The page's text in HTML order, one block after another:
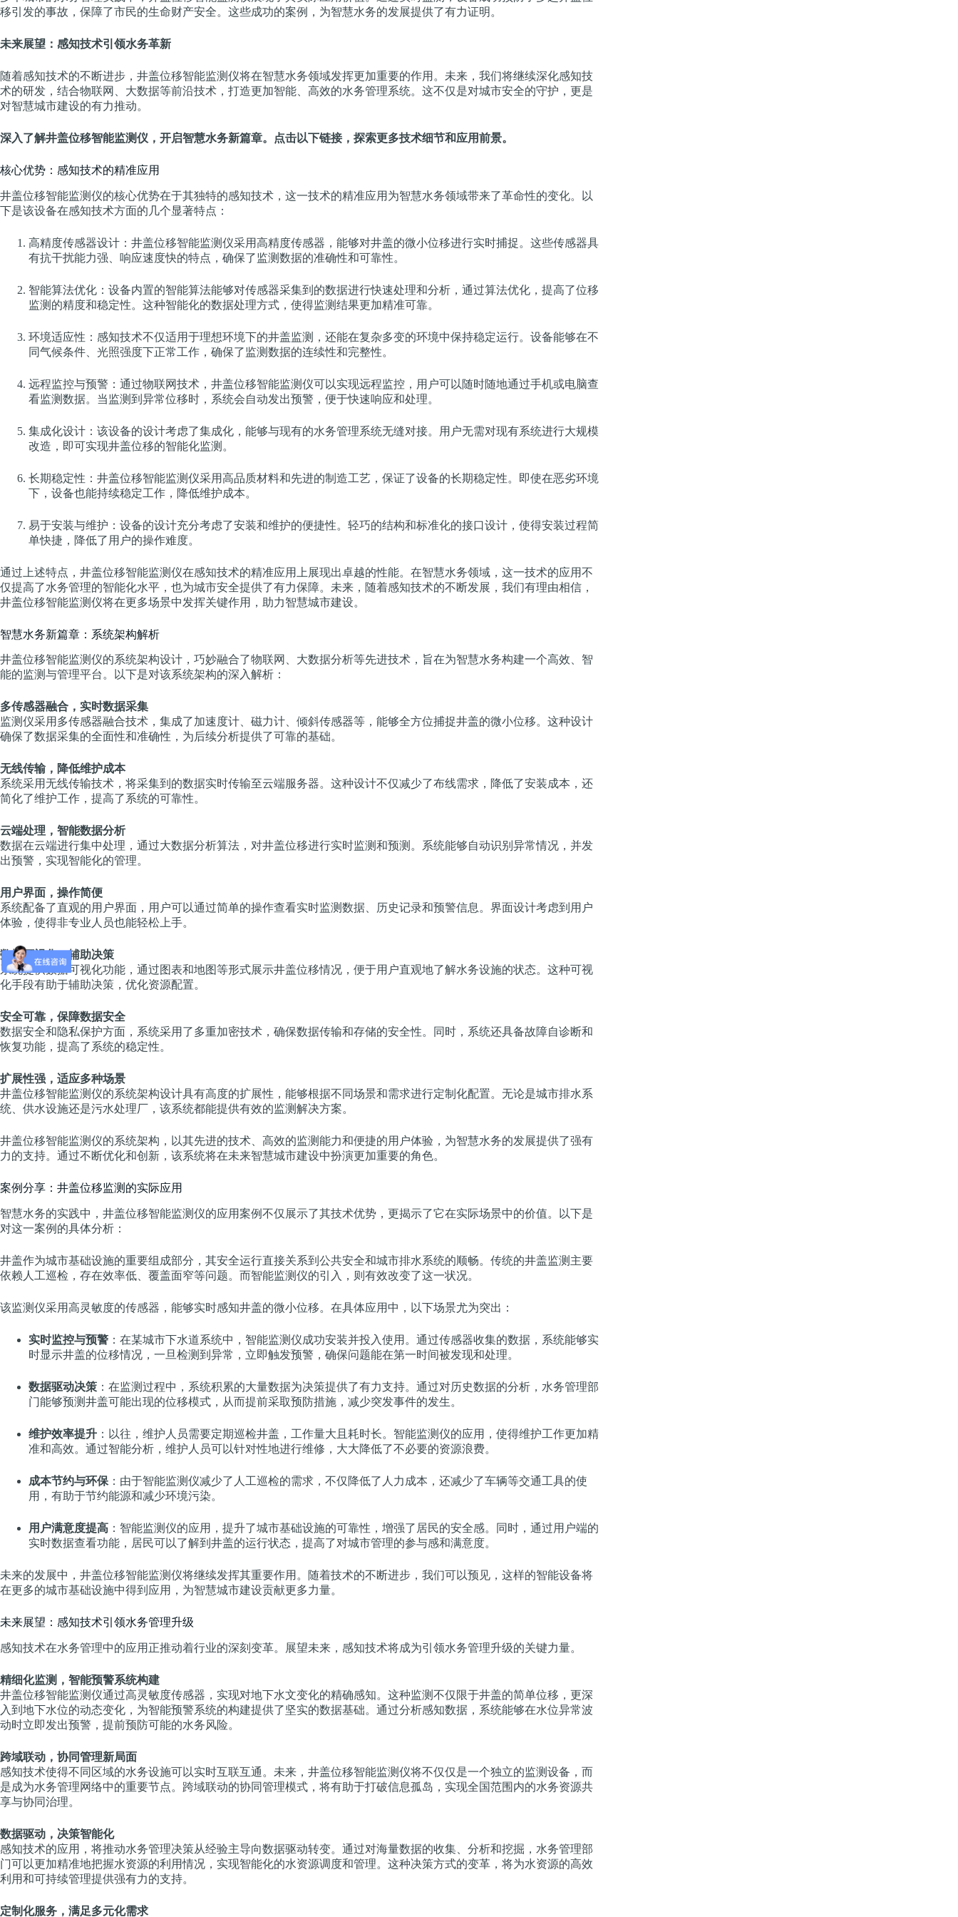
移引发的事故，保障了市民的生命财产安全。这些成功的案例，为智慧水务的发展提供了有力证明。
未来展望：感知技术引领水务革新
随着感知技术的不断进步，井盖位移智能监测仪将在智慧水务领域发挥更加重要的作用。未来，我们将继续深化感知技
术的研发，结合物联网、大数据等前沿技术，打造更加智能、高效的水务管理系统。这不仅是对城市安全的守护，更是
对智慧城市建设的有力推动。
深入了解井盖位移智能监测仪，开启智慧水务新篇章。点击以下链接，探索更多技术细节和应用前景。
核心优势：感知技术的精准应用
井盖位移智能监测仪的核心优势在于其独特的感知技术，这一技术的精准应用为智慧水务领域带来了革命性的变化。以
下是该设备在感知技术方面的几个显著特点：
高精度传感器设计：井盖位移智能监测仪采用高精度传感器，能够对井盖的微小位移进行实时捕捉。这些传感器具
有抗干扰能力强、响应速度快的特点，确保了监测数据的准确性和可靠性。
智能算法优化：设备内置的智能算法能够对传感器采集到的数据进行快速处理和分析，通过算法优化，提高了位移
监测的精度和稳定性。这种智能化的数据处理方式，使得监测结果更加精准可靠。
环境适应性：感知技术不仅适用于理想环境下的井盖监测，还能在复杂多变的环境中保持稳定运行。设备能够在不
同气候条件、光照强度下正常工作，确保了监测数据的连续性和完整性。
远程监控与预警：通过物联网技术，井盖位移智能监测仪可以实现远程监控，用户可以随时随地通过手机或电脑查
看监测数据。当监测到异常位移时，系统会自动发出预警，便于快速响应和处理。
集成化设计：该设备的设计考虑了集成化，能够与现有的水务管理系统无缝对接。用户无需对现有系统进行大规模
改造，即可实现井盖位移的智能化监测。
长期稳定性：井盖位移智能监测仪采用高品质材料和先进的制造工艺，保证了设备的长期稳定性。即使在恶劣环境
下，设备也能持续稳定工作，降低维护成本。
易于安装与维护：设备的设计充分考虑了安装和维护的便捷性。轻巧的结构和标准化的接口设计，使得安装过程简
单快捷，降低了用户的操作难度。
通过上述特点，井盖位移智能监测仪在感知技术的精准应用上展现出卓越的性能。在智慧水务领域，这一技术的应用不
仅提高了水务管理的智能化水平，也为城市安全提供了有力保障。未来，随着感知技术的不断发展，我们有理由相信，
井盖位移智能监测仪将在更多场景中发挥关键作用，助力智慧城市建设。
智慧水务新篇章：系统架构解析
井盖位移智能监测仪的系统架构设计，巧妙融合了物联网、大数据分析等先进技术，旨在为智慧水务构建一个高效、智
能的监测与管理平台。以下是对该系统架构的深入解析：
多传感器融合，实时数据采集
监测仪采用多传感器融合技术，集成了加速度计、磁力计、倾斜传感器等，能够全方位捕捉井盖的微小位移。这种设计
确保了数据采集的全面性和准确性，为后续分析提供了可靠的基础。
无线传输，降低维护成本
系统采用无线传输技术，将采集到的数据实时传输至云端服务器。这种设计不仅减少了布线需求，降低了安装成本，还
简化了维护工作，提高了系统的可靠性。
云端处理，智能数据分析
数据在云端进行集中处理，通过大数据分析算法，对井盖位移进行实时监测和预测。系统能够自动识别异常情况，并发
出预警，实现智能化的管理。
用户界面，操作简便
系统配备了直观的用户界面，用户可以通过简单的操作查看实时监测数据、历史记录和预警信息。界面设计考虑到用户
体验，使得非专业人员也能轻松上手。
数据可视化，辅助决策
系统提供数据可视化功能，通过图表和地图等形式展示井盖位移情况，便于用户直观地了解水务设施的状态。这种可视
化手段有助于辅助决策，优化资源配置。
安全可靠，保障数据安全
数据安全和隐私保护方面，系统采用了多重加密技术，确保数据传输和存储的安全性。同时，系统还具备故障自诊断和
恢复功能，提高了系统的稳定性。
扩展性强，适应多种场景
井盖位移智能监测仪的系统架构设计具有高度的扩展性，能够根据不同场景和需求进行定制化配置。无论是城市排水系
统、供水设施还是污水处理厂，该系统都能提供有效的监测解决方案。
井盖位移智能监测仪的系统架构，以其先进的技术、高效的监测能力和便捷的用户体验，为智慧水务的发展提供了强有
力的支持。通过不断优化和创新，该系统将在未来智慧城市建设中扮演更加重要的角色。
案例分享：井盖位移监测的实际应用
智慧水务的实践中，井盖位移智能监测仪的应用案例不仅展示了其技术优势，更揭示了它在实际场景中的价值。以下是
对这一案例的具体分析：
井盖作为城市基础设施的重要组成部分，其安全运行直接关系到公共安全和城市排水系统的顺畅。传统的井盖监测主要
依赖人工巡检，存在效率低、覆盖面窄等问题。而智能监测仪的引入，则有效改变了这一状况。
该监测仪采用高灵敏度的传感器，能够实时感知井盖的微小位移。在具体应用中，以下场景尤为突出：
实时监控与预警 ：在某城市下水道系统中，智能监测仪成功安装并投入使用。通过传感器收集的数据，系统能够实
时显示井盖的位移情况，一旦检测到异常，立即触发预警，确保问题能在第一时间被发现和处理。
数据驱动决策 ：在监测过程中，系统积累的大量数据为决策提供了有力支持。通过对历史数据的分析，水务管理部
门能够预测井盖可能出现的位移模式，从而提前采取预防措施，减少突发事件的发生。
维护效率提升 ：以往，维护人员需要定期巡检井盖，工作量大且耗时长。智能监测仪的应用，使得维护工作更加精
准和高效。通过智能分析，维护人员可以针对性地进行维修，大大降低了不必要的资源浪费。
成本节约与环保 ：由于智能监测仪减少了人工巡检的需求，不仅降低了人力成本，还减少了车辆等交通工具的使
用，有助于节约能源和减少环境污染。
用户满意度提高 ：智能监测仪的应用，提升了城市基础设施的可靠性，增强了居民的安全感。同时，通过用户端的
实时数据查看功能，居民可以了解到井盖的运行状态，提高了对城市管理的参与感和满意度。
未来的发展中，井盖位移智能监测仪将继续发挥其重要作用。随着技术的不断进步，我们可以预见，这样的智能设备将
在更多的城市基础设施中得到应用，为智慧城市建设贡献更多力量。
未来展望：感知技术引领水务管理升级
感知技术在水务管理中的应用正推动着行业的深刻变革。展望未来，感知技术将成为引领水务管理升级的关键力量。
精细化监测，智能预警系统构建
井盖位移智能监测仪通过高灵敏度传感器，实现对地下水文变化的精确感知。这种监测不仅限于井盖的简单位移，更深
入到地下水位的动态变化，为智能预警系统的构建提供了坚实的数据基础。通过分析感知数据，系统能够在水位异常波
动时立即发出预警，提前预防可能的水务风险。
跨域联动，协同管理新局面
感知技术使得不同区域的水务设施可以实时互联互通。未来，井盖位移智能监测仪将不仅仅是一个独立的监测设备，而
是成为水务管理网络中的重要节点。跨域联动的协同管理模式，将有助于打破信息孤岛，实现全国范围内的水务资源共
享与协同治理。
数据驱动，决策智能化
感知技术的应用，将推动水务管理决策从经验主导向数据驱动转变。通过对海量数据的收集、分析和挖掘，水务管理部
门可以更加精准地把握水资源的利用情况，实现智能化的水资源调度和管理。这种决策方式的变革，将为水资源的高效
利用和可持续管理提供强有力的支持。
定制化服务，满足多元化需求